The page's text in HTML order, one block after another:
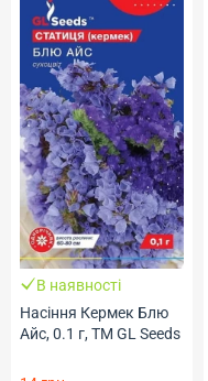
В наявності
Насіння Кермек Блю
Айс, 0.1 г, ТМ GL Seeds